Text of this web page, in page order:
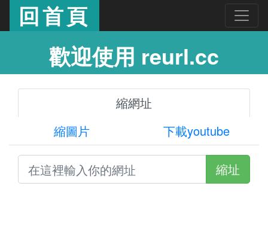
回首頁
歡迎使用 reurl.cc
縮網址
縮圖片
下載youtube
縮址